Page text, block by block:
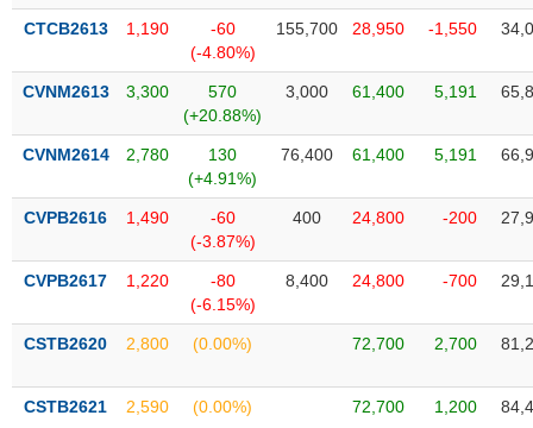
thị
trường
CTCB2613 1,190
-60
(-4.80%)
155,700 28,950 -1,550
CVNM2613 3,300
570
(+20.88%)
3,000 61,400 5,191
CVNM2614 2,780
130
(+4.91%)
76,400 61,400 5,191
CVPB2616 1,490
-60
(-3.87%)
400 24,800 -200
CVPB2617 1,220
-80
(-6.15%)
8,400 24,800 -700
CSTB2620 2,800 (0.00%) 72,700 2,700
CSTB2621 2,590 (0.00%) 72,700 1,200
DÙNG
THIẾT
YẾU
TIÊU
THIẾT
YẾU
CHĂM